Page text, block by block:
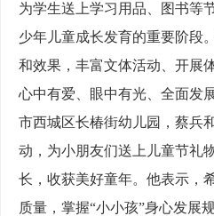
为学生送上学习用品、图书等
少年儿童成长发育的重要阶段
和效果，丰富文体活动、开展
心中有爱、眼中有光、全面发
市西城区长椿街幼儿园，蔡兵
动，为小朋友们送上儿童节礼
长，收获美好童年。他表示，
质量，掌握“小小孩”身心发展